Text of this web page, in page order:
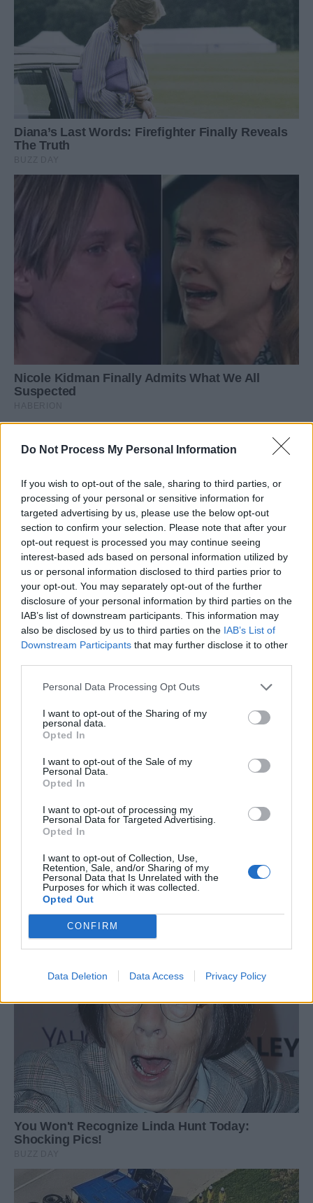
Do Not Process My Personal Information
If you wish to opt-out of the sale, sharing to third parties, or
processing of your personal or sensitive information for
targeted advertising by us, please use the below opt-out
section to confirm your selection. Please note that after your
opt-out request is processed you may continue seeing
interest-based ads based on personal information utilized by
us or personal information disclosed to third parties prior to
your opt-out. You may separately opt-out of the further
disclosure of your personal information by third parties on the
IAB’s list of downstream participants. This information may
also be disclosed by us to third parties on the IAB’s List of
Downstream Participants that may further disclose it to other
Personal Data Processing Opt Outs
I want to opt-out of the Sharing of my
personal data.
Opted In
I want to opt-out of the Sale of my
Personal Data.
Opted In
I want to opt-out of processing my
Personal Data for Targeted Advertising.
Opted In
I want to opt-out of Collection, Use,
Retention, Sale, and/or Sharing of my
Personal Data that Is Unrelated with the
Purposes for which it was collected.
Opted Out
CONFIRM
Data Deletion Data Access Privacy Policy